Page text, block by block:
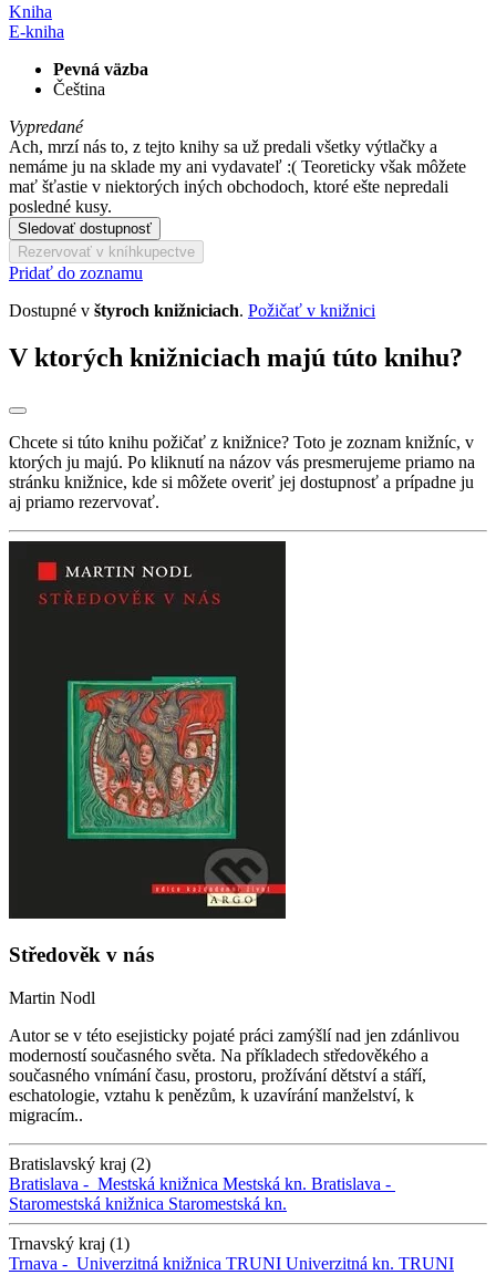
Kniha
E-kniha
Pevná väzba
Čeština
Vypredané
Ach, mrzí nás to, z tejto knihy sa už predali všetky výtlačky a
nemáme ju na sklade my ani vydavateľ :( Teoreticky však môžete
mať šťastie v niektorých iných obchodoch, ktoré ešte nepredali
posledné kusy.
Sledovať dostupnosť
Rezervovať v kníhkupectve
Pridať do zoznamu
Dostupné v štyroch knižniciach. Požičať v knižnici
V ktorých knižniciach majú túto knihu?
Chcete si túto knihu požičať z knižnice? Toto je zoznam knižníc, v
ktorých ju majú. Po kliknutí na názov vás presmerujeme priamo na
stránku knižnice, kde si môžete overiť jej dostupnosť a prípadne ju
aj priamo rezervovať.
Středověk v nás
Martin Nodl
Autor se v této esejisticky pojaté práci zamýšlí nad jen zdánlivou
moderností současného světa. Na příkladech středověkého a
současného vnímání času, prostoru, prožívání dětství a stáří,
eschatologie, vztahu k penězům, k uzavírání manželství, k
migracím..
Bratislavský kraj (2)
Bratislava - Mestská knižnica Mestská kn. Bratislava -
Staromestská knižnica Staromestská kn.
Trnavský kraj (1)
Trnava - Univerzitná knižnica TRUNI Univerzitná kn. TRUNI